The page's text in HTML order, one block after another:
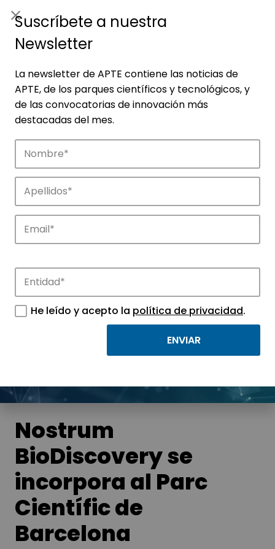
Noticias
Conoce las noticias más destacadas de
APTE y sus parques científicos y
Nostrum
BioDiscovery se
incorpora al Parc
Científic de
Barcelona
Suscríbete a nuestra
Newsletter
La newsletter de APTE contiene las noticias de
APTE, de los parques científicos y tecnológicos, y
de las convocatorias de innovación más
destacadas del mes.
He leído y acepto la política de privacidad.